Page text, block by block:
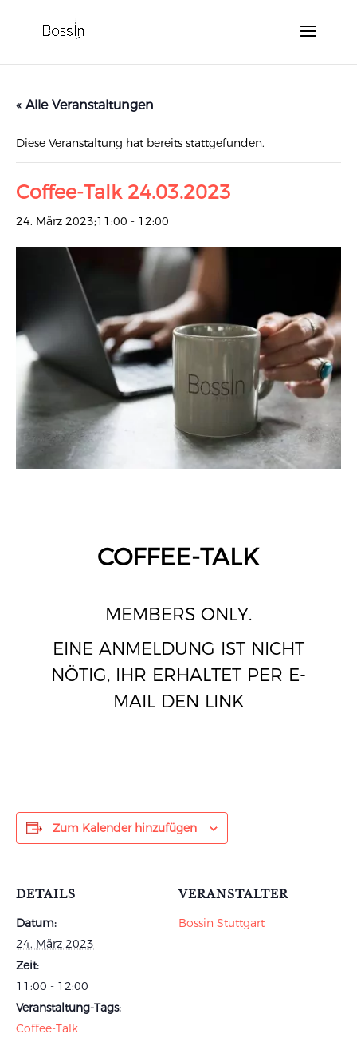
« Alle Veranstaltungen
Diese Veranstaltung hat bereits stattgefunden.
Coffee-Talk 24.03.2023
24. März 2023;11:00 - 12:00
COFFEE-TALK
MEMBERS ONLY.
EINE ANMELDUNG IST NICHT
NÖTIG, IHR ERHALTET PER E-
MAIL DEN LINK
Zum Kalender hinzufügen
DETAILS
Datum:
24. März 2023
Zeit:
11:00 - 12:00
Veranstaltung-Tags:
Coffee-Talk
VERANSTALTER
Bossin Stuttgart